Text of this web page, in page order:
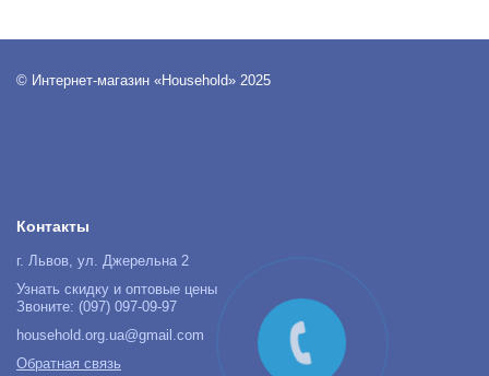
© Интернет-магазин «Household» 2025
Контакты
г. Львов, ул. Джерельна 2
Узнать скидку и оптовые цены
Звоните: (097) 097-09-97
household.org.ua@gmail.com
Обратная связь